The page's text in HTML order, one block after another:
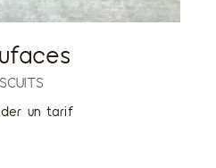
un tarif